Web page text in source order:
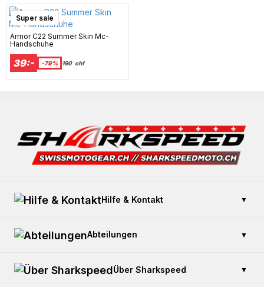
Super sale
Armor C22 Summer Skin Mc-
Handschuhe
39:- -79% 190 chf
Hilfe & Kontakt ▼
Kontaktieren Sie uns
Offener Kauf
Abteilungen ▼
Geschenkkarte kaufen
Über Sharkspeed ▼